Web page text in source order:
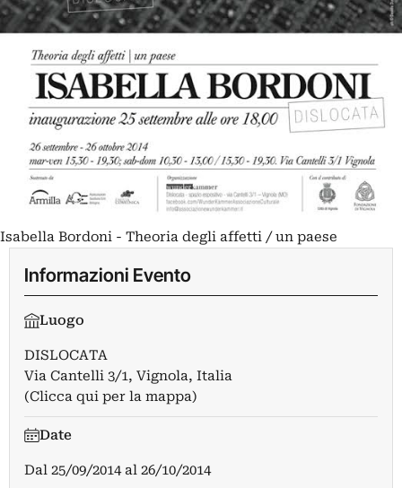
Isabella Bordoni - Theoria degli affetti / un paese
Informazioni Evento
Luogo
DISLOCATA
Via Cantelli 3/1, Vignola, Italia
(Clicca qui per la mappa)
Date
Dal 25/09/2014al 26/10/2014